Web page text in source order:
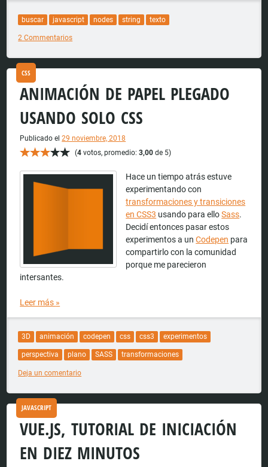
buscar javascript nodes string texto
2 Commentarios
CSS
ANIMACIÓN DE PAPEL PLEGADO
USANDO SOLO CSS
Publicado el29 noviembre, 2018
(4 votos, promedio:3,00 de 5)
Hace un tiempo atrás estuve
experimentando con
transformaciones y transiciones
en CSS3 usando para elloSass.
Decidí entonces pasar estos
experimentos a unCodepen para
compartirlo con la comunidad
porque me parecieron
intersantes.
Leer más »
3D animación codepen css css3 experimentos
perspectiva plano SASS transformaciones
Deja un comentario
JAVASCRIPT
VUE.JS, TUTORIAL DE INICIACIÓN
EN DIEZ MINUTOS